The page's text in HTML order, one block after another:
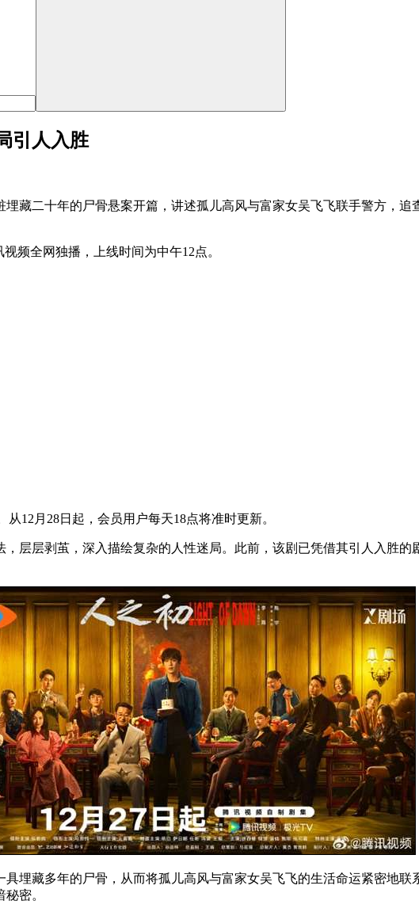
引人入胜
藏二十年的尸骨悬案开篇，讲述孤儿高风与富家女吴飞飞联手警方，
频全网独播，上线时间为中午12点。
12月28日起，会员用户每天18点将准时更新。
层层剥茧，深入描绘复杂的人性迷局。此前，该剧已凭借其引人入胜
埋藏多年的尸骨，从而将孤儿高风与富家女吴飞飞的生活命运紧密地
密。